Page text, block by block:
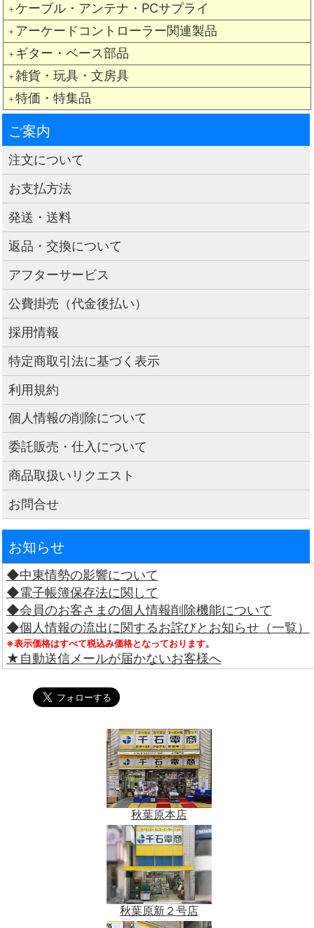
＋ ケーブル・アンテナ・PCサプライ
＋ アーケードコントローラー関連製品
＋ ギター・ベース部品
＋ 雑貨・玩具・文房具
＋ 特価・特集品
ご案内
注文について
お支払方法
発送・送料
返品・交換について
アフターサービス
公費掛売（代金後払い）
採用情報
特定商取引法に基づく表示
利用規約
個人情報の削除について
委託販売・仕入について
商品取扱いリクエスト
お問合せ
お知らせ
◆中東情勢の影響について
◆電子帳簿保存法に関して
◆会員のお客さまの個人情報削除機能について
◆個人情報の流出に関するお詫びとお知らせ（一覧）
※表示価格はすべて税込み価格となっております。
★自動送信メールが届かないお客様へ
秋葉原本店
秋葉原新２号店